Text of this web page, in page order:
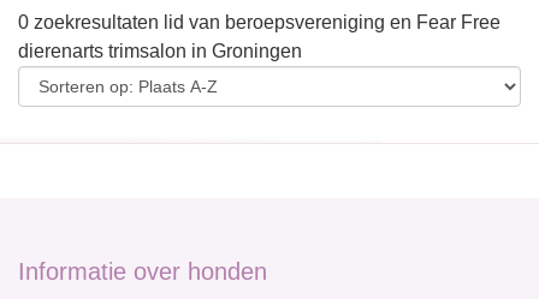
0 zoekresultaten lid van beroepsvereniging en Fear Free
dierenarts trimsalon in Groningen
Informatie over honden